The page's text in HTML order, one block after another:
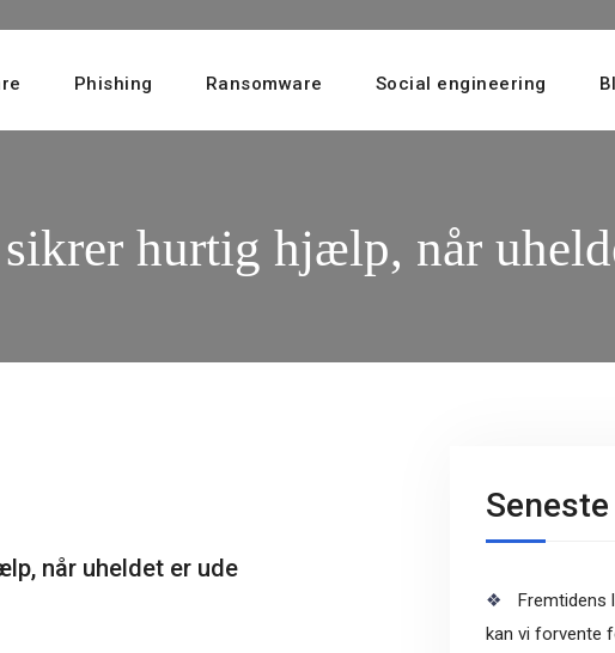
Phishing Ransomware Social engineering
hurtig hjælp, når
når uheldet er ude
Fremtidens
kan vi forvente